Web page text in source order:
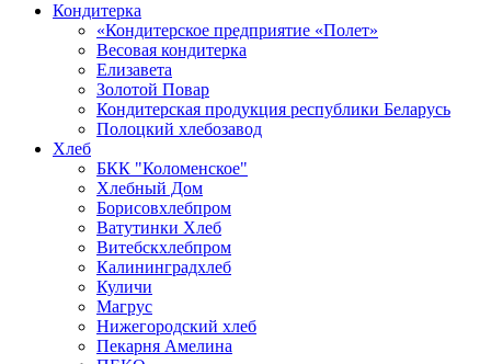
Кондитерка
«Кондитерское предприятие «Полет»
Весовая кондитерка
Елизавета
Золотой Повар
Кондитерская продукция республики Беларусь
Полоцкий хлебозавод
Хлеб
БКК "Коломенское"
Хлебный Дом
Борисовхлебпром
Ватутинки Хлеб
Витебскхлебпром
Калининградхлеб
Куличи
Магрус
Нижегородский хлеб
Пекарня Амелина